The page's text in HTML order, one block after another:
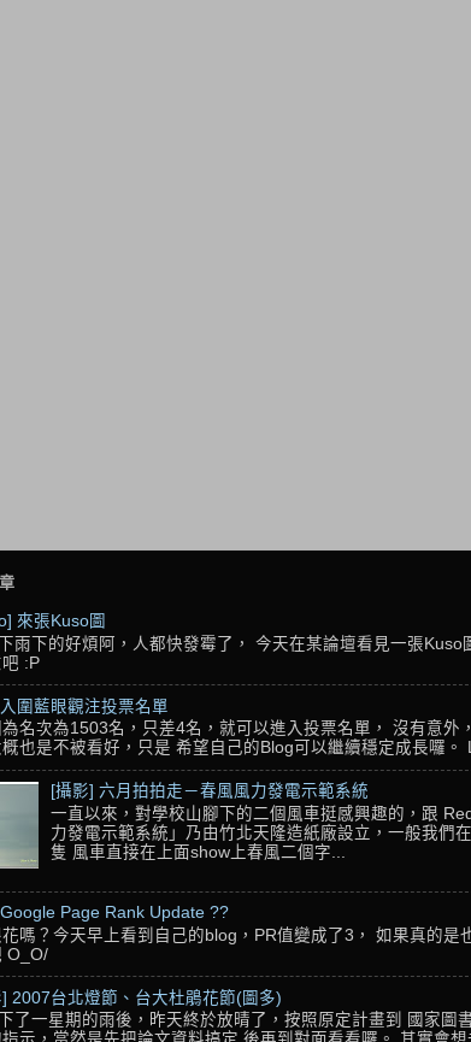
來張Kuso圖
雨下的好煩阿，人都快發霉了， 今天在某論壇看見一張
:P
圍藍眼觀注投票名單
為名次為1503名，只差4名，就可以進入投票名單， 沒有意
也是不被看好，只是 希望自己的Blog可以繼續穩定成長囉
[攝影] 六月拍拍走－春風風力發電示範系統
一直以來，對學校山腳下的二個風車挺感興趣的，跟
力發電示範系統」乃由竹北天隆造紙廠設立，一般我們
隻 風車直接在上面show上春風二個字...
Page Rank Update ??
嗎？今天早上看到自己的blog，PR值變成了3， 如果真的
O_O/
] 2007台北燈節、台大杜鵑花節(圖多)
了一星期的雨後，昨天終於放晴了，按照原定計畫到 國家